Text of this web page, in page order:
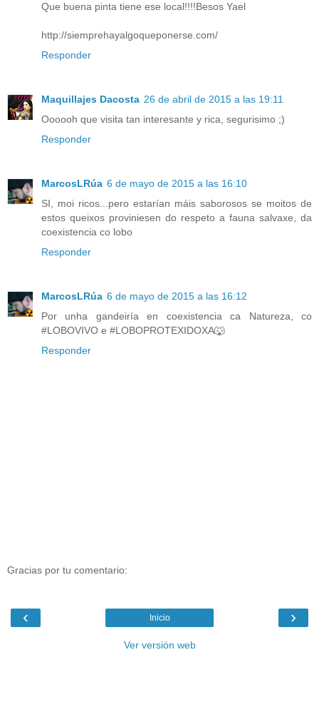
Que buena pinta tiene ese local!!!!Besos Yael
http://siemprehayalgoqueponerse.com/
Responder
Maquillajes Dacosta 26 de abril de 2015 a las 19:11
Oooooh que visita tan interesante y rica, segurisimo ;)
Responder
MarcosLRúa 6 de mayo de 2015 a las 16:10
SI, moi ricos...pero estarían máis saborosos se moitos de
estos queixos proviniesen do respeto a fauna salvaxe, da
coexistencia co lobo
Responder
MarcosLRúa 6 de mayo de 2015 a las 16:12
Por unha gandeiría en coexistencia ca Natureza, co
#LOBOVIVO e #LOBOPROTEXIDOXA🐺
Responder
Gracias por tu comentario:
‹ ›
Inicio
Ver versión web